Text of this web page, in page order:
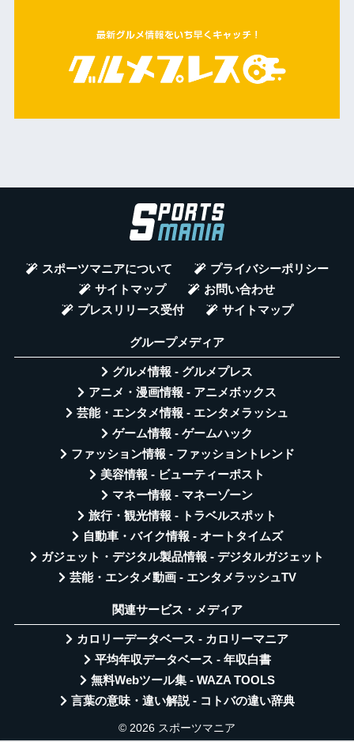
スポーツマニアについて
プライバシーポリシー
サイトマップ
お問い合わせ
プレスリリース受付
サイトマップ
グループメディア
グルメ情報 - グルメプレス
アニメ・漫画情報 - アニメボックス
芸能・エンタメ情報 - エンタメラッシュ
ゲーム情報 - ゲームハック
ファッション情報 - ファッショントレンド
美容情報 - ビューティーポスト
マネー情報 - マネーゾーン
旅行・観光情報 - トラベルスポット
自動車・バイク情報 - オートタイムズ
ガジェット・デジタル製品情報 - デジタルガジェット
芸能・エンタメ動画 - エンタメラッシュTV
関連サービス・メディア
カロリーデータベース - カロリーマニア
平均年収データベース - 年収白書
無料Webツール集 - WAZA TOOLS
言葉の意味・違い解説 - コトバの違い辞典
© 2026 スポーツマニア